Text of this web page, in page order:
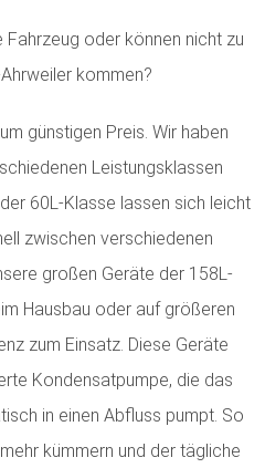
oder können nicht zu
kommen?
günstigen Preis. Wir haben
Leistungsklassen
60L-Klasse lassen sich leicht
zwischen verschiedenen
großen Geräte der 158L-
Hausbau oder auf größeren
zum Einsatz. Diese Geräte
Kondensatpumpe, die das
in einen Abfluss pumpt. So
kümmern und der tägliche